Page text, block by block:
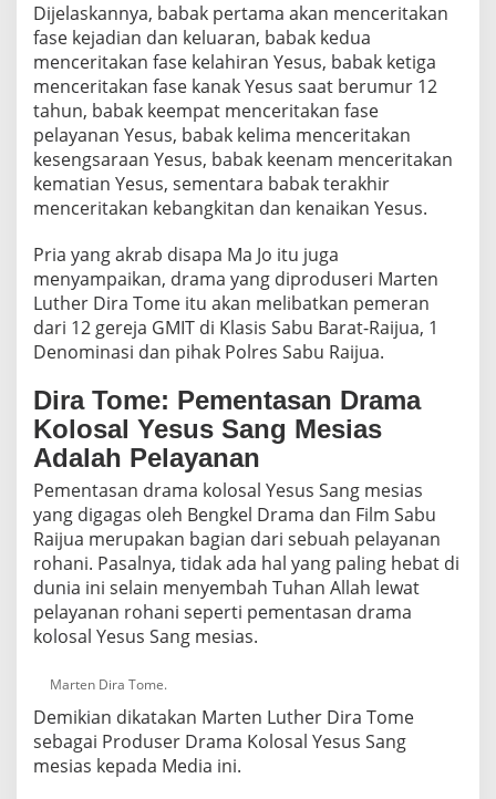
Dijelaskannya, babak pertama akan menceritakan
fase kejadian dan keluaran, babak kedua
menceritakan fase kelahiran Yesus, babak ketiga
menceritakan fase kanak Yesus saat berumur 12
tahun, babak keempat menceritakan fase
pelayanan Yesus, babak kelima menceritakan
kesengsaraan Yesus, babak keenam menceritakan
kematian Yesus, sementara babak terakhir
menceritakan kebangkitan dan kenaikan Yesus.
Pria yang akrab disapa Ma Jo itu juga
menyampaikan, drama yang diproduseri Marten
Luther Dira Tome itu akan melibatkan pemeran
dari 12 gereja GMIT di Klasis Sabu Barat-Raijua, 1
Denominasi dan pihak Polres Sabu Raijua.
Dira Tome: Pementasan Drama
Kolosal Yesus Sang Mesias
Adalah Pelayanan
Pementasan drama kolosal Yesus Sang mesias
yang digagas oleh Bengkel Drama dan Film Sabu
Raijua merupakan bagian dari sebuah pelayanan
rohani. Pasalnya, tidak ada hal yang paling hebat di
dunia ini selain menyembah Tuhan Allah lewat
pelayanan rohani seperti pementasan drama
kolosal Yesus Sang mesias.
Marten Dira Tome.
Demikian dikatakan Marten Luther Dira Tome
sebagai Produser Drama Kolosal Yesus Sang
mesias kepada Media ini.